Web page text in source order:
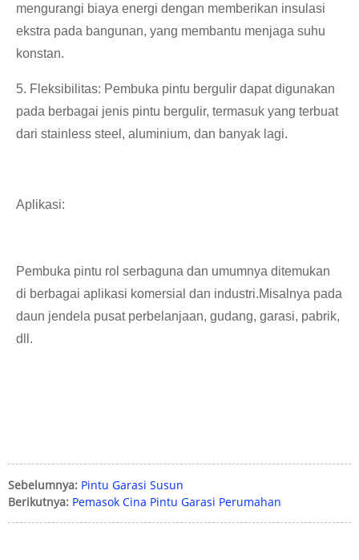
mengurangi biaya energi dengan memberikan insulasi
ekstra pada bangunan, yang membantu menjaga suhu
konstan.
5. Fleksibilitas: Pembuka pintu bergulir dapat digunakan
pada berbagai jenis pintu bergulir, termasuk yang terbuat
dari stainless steel, aluminium, dan banyak lagi.
Aplikasi:
Pembuka pintu rol serbaguna dan umumnya ditemukan
di berbagai aplikasi komersial dan industri.Misalnya pada
daun jendela pusat perbelanjaan, gudang, garasi, pabrik,
dll.
Sebelumnya: Pintu Garasi Susun
Berikutnya: Pemasok Cina Pintu Garasi Perumahan